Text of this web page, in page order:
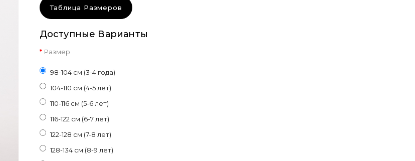
Таблица Размеров
Доступные Варианты
Размер
98-104 см (3-4 года)
104-110 см (4-5 лет)
110-116 см (5-6 лет)
116-122 см (6-7 лет)
122-128 см (7-8 лет)
128-134 см (8-9 лет)